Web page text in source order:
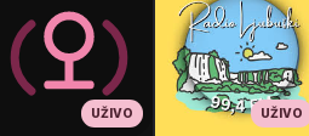
UŽIVO UŽIVO